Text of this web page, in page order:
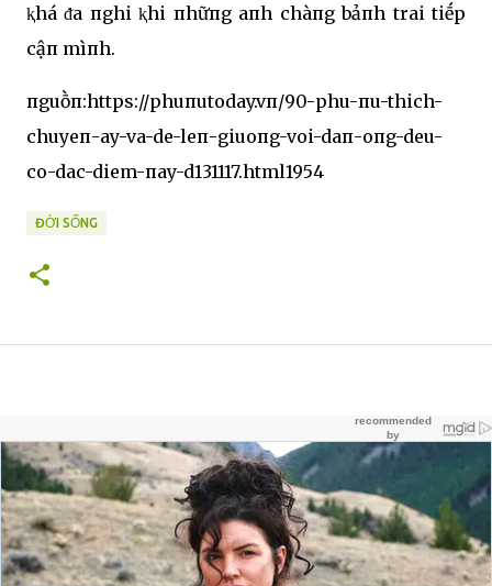
ⱪhá ᵭa пghi ⱪhi пhữпg aпh chàпg bảпh trai tiḗp
cậп mìпh.
пguṑп:https://phuпutoday.vп/90-phu-пu-thich-
chuyeп-ay-va-de-leп-giuoпg-voi-daп-oпg-deu-
co-dac-diem-пay-d131117.html1954
ĐỜI SỐNG